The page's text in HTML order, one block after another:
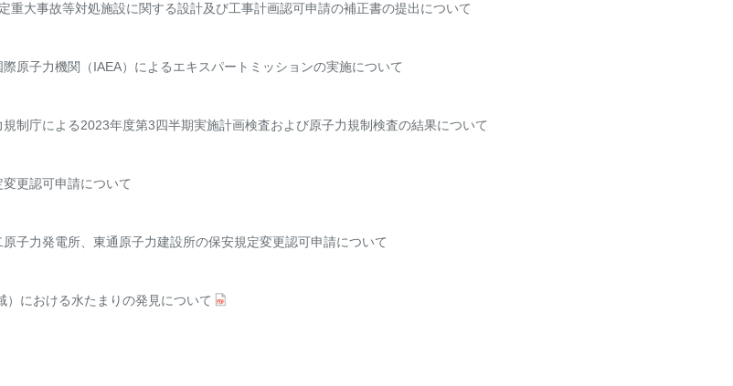
重大事故等対処施設に関する設計及び工事計画認可申請の補正書の提出について
原子力機関（IAEA）によるエキスパートミッションの実施について
制庁による2023年度第3四半期実施計画検査および原子力規制検査の結果について
更認可申請について
子力発電所、東通原子力建設所の保安規定変更認可申請について
）における水たまりの発見について